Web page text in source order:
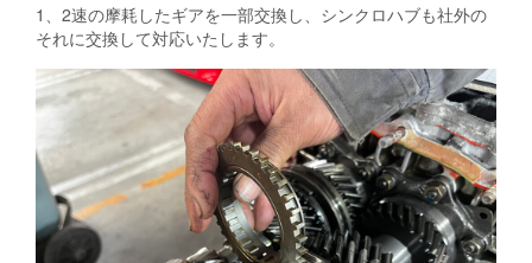
1、2速の摩耗したギアを一部交換し、シンクロハブも社外の
それに交換して対応いたします。